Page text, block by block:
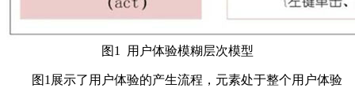
图1 用户体验模糊层次模型
图1展示了用户体验的产生流程，元素处于整个用户体验